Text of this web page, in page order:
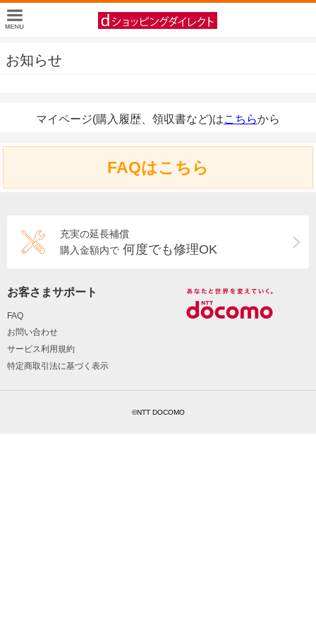
お知らせ
マイページ(購入履歴、領収書など)はこちらから
FAQはこちら
充実の延長補償
購入金額内で 何度でも修理OK
お客さまサポート
FAQ
お問い合わせ
サービス利用規約
特定商取引法に基づく表示
©NTT DOCOMO